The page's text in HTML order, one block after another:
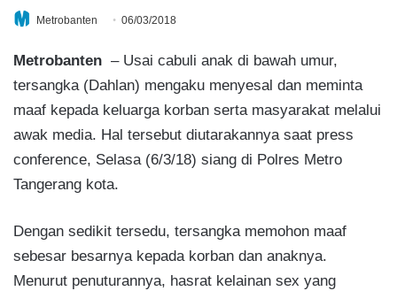
Metrobanten 06/03/2018
Metrobanten – Usai cabuli anak di bawah umur,
tersangka (Dahlan) mengaku menyesal dan meminta
maaf kepada keluarga korban serta masyarakat melalui
awak media. Hal tersebut diutarakannya saat press
conference, Selasa (6/3/18) siang di Polres Metro
Tangerang kota.
Dengan sedikit tersedu, tersangka memohon maaf
sebesar besarnya kepada korban dan anaknya.
Menurut penuturannya, hasrat kelainan sex yang